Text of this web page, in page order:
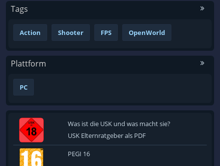
Tags
Action Shooter FPS OpenWorld
Plattform
PC
Was ist die USK und was macht sie?
USK Elternratgeber als PDF
PEGI 16